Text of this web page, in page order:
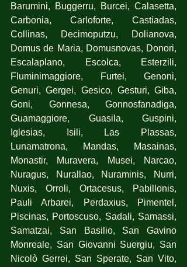
Barumini, Buggerru, Burcei, Calasetta,
Carbonia, Carloforte, Castiadas,
Collinas, Decimoputzu, Dolianova,
Domus de Maria, Domusnovas, Donori,
Escalaplano, Escolca, Esterzili,
Fluminimaggiore, Furtei, Genoni,
Genuri, Gergei, Gesico, Gesturi, Giba,
Goni, Gonnesa, Gonnosfanadiga,
Guamaggiore, Guasila, Guspini,
Iglesias, Isili, Las Plassas,
Lunamatrona, Mandas, Masainas,
Monastir, Muravera, Musei, Narcao,
Nuragus, Nurallao, Nuraminis, Nurri,
Nuxis, Orroli, Ortacesus, Pabillonis,
Pauli Arbarei, Perdaxius, Pimentel,
Piscinas, Portoscuso, Sadali, Samassi,
Samatzai, San Basilio, San Gavino
Monreale, San Giovanni Suergiu, San
Nicolò Gerrei, San Sperate, San Vito,